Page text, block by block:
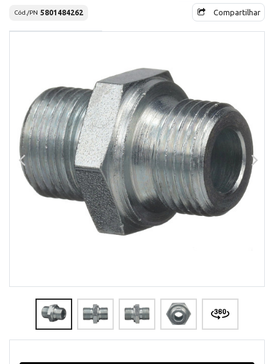
Cód./PN 5801484262 Compartilhar